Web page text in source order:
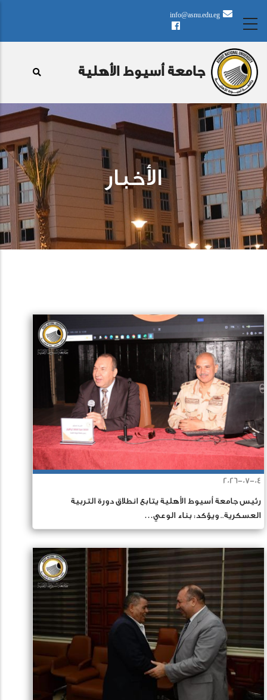
إلى
الرئيسي
info@asnu.edu.eg
جامعة أسيوط الأهلية
الأخبار
2026-07-04
رئيس جامعة أسيوط الأهلية يتابع انطلاق دورة التربية
العسكرية.. ويؤكد: بناء الوعي…